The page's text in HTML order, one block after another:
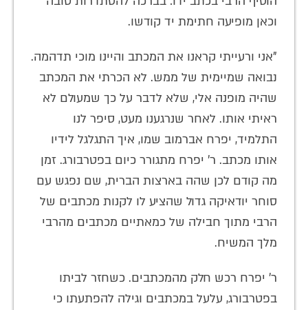
וכאן מופיעה חתימת יד קודשו.
"אני ורעייתי קראנו את המכתב והיינו מוכי תדהמה.
נבואה שמיימית של ממש. לא הכרתי את המכתב
שהיה מופנה אלי, שלא לדבר על כך שמעולם לא
ראיתי אותו. לאחר שנרגענו מעט, סיפר לנו
התלמיד, יפרח אברמוב שמו, איך התגלגל לידיו
אותו מכתב. ר' יפרח מתגורר כיום בפטרבורג. זמן
מה קודם לכן שהה בארצות הברית, שם נפגש עם
סוחר יודאיקה גדול שהציע לו לקנות מכתבים של
הרבי מתוך חבילה של כמאתיים מכתבים מהרבי
מלך המשיח.
ר' יפרח רכש חלק מהמכתבים. כשחזר לביתו
בפטרבורג, עלעל במכתבים וגילה להפתעתו כי